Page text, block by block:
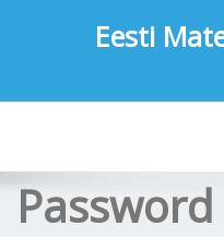
Eesti